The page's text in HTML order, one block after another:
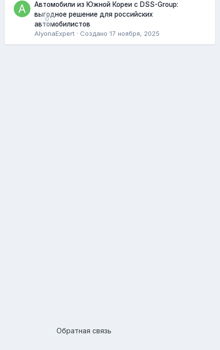
0
Автомобили из Южной Кореи с DSS-Group:
выгодное решение для российских
автомобилистов
AlyonaExpert · Создано 17 ноября, 2025
Обратная связь